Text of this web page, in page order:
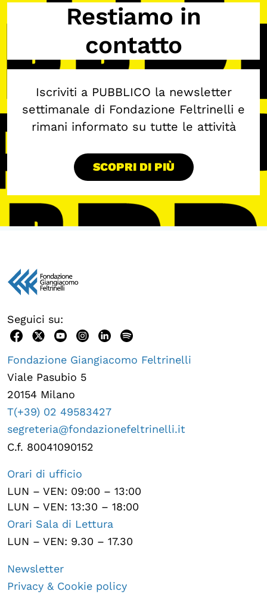
Restiamo in
contatto
Iscriviti a PUBBLICO la newsletter
settimanale di Fondazione Feltrinelli e
rimani informato su tutte le attività
SCOPRI DI PIÙ
Seguici su:
Fondazione Giangiacomo Feltrinelli
Viale Pasubio 5
20154 Milano
T(+39) 02 49583427
segreteria@fondazionefeltrinelli.it
C.f. 80041090152
Orari di ufficio
LUN – VEN: 09:00 – 13:00
LUN – VEN: 13:30 – 18:00
Orari Sala di Lettura
LUN – VEN: 9.30 – 17.30
Newsletter
Privacy & Cookie policy